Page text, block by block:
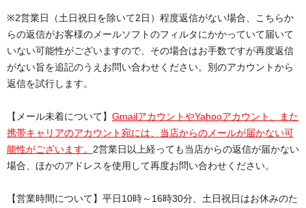
※2営業日（土日祝日を除いて2日）程度返信がない場合、こちらか
らの返信がお客様のメールソフトのフィルタにかかっていて届いて
いない可能性がございますので、その場合はお手数ですが再度返信
がない旨を追記のうえお問い合わせください。別のアカウントから
返信を試行します。
【メール未着について】 GmailアカウントやYahooアカウント、また
携帯キャリアのアカウント宛には、当店からのメールが届かない可
能性がございます。 2営業日以上経っても当店からの返信が届かない
場合、ほかのアドレスを使用して再度お問い合わせください。
【営業時間について】平日10時～16時30分、土日祝日はお休みのた